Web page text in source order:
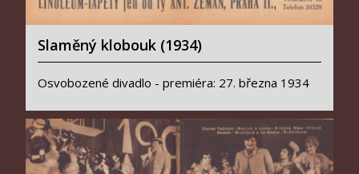
Slaměný klobouk (1934)
Osvobozené divadlo - premiéra: 27. března 1934